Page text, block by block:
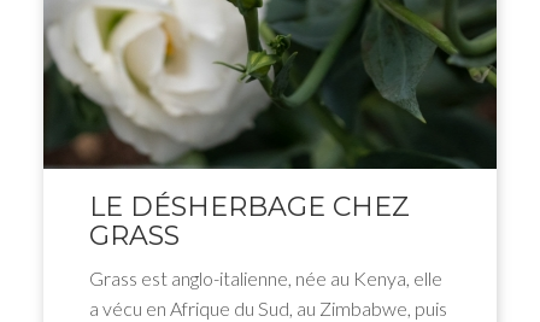
LE DÉSHERBAGE CHEZ
GRASS
Grass est anglo-italienne, née au Kenya, elle
a vécu en Afrique du Sud, au Zimbabwe, puis